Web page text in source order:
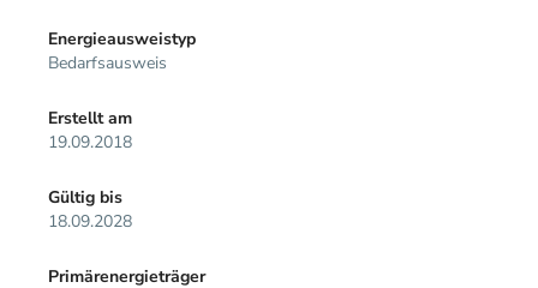
Energie­ausweistyp
Bedarfsausweis
Erstellt am
19.09.2018
Gültig bis
18.09.2028
Primärenergieträger